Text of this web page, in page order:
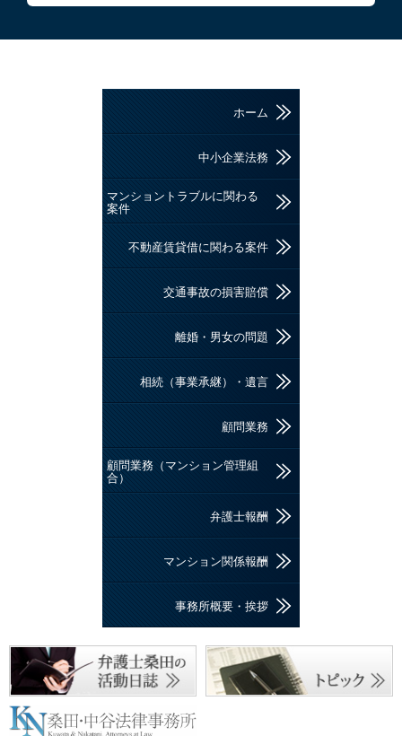
ホーム
中小企業法務
マンショントラブルに関わる
案件
不動産賃貸借に関わる案件
交通事故の損害賠償
離婚・男女の問題
相続（事業承継）・遺言
顧問業務
顧問業務（マンション管理組
合）
弁護士報酬
マンション関係報酬
事務所概要・挨拶